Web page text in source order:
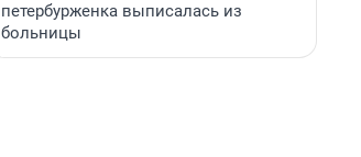
петербурженка выписалась из
больницы